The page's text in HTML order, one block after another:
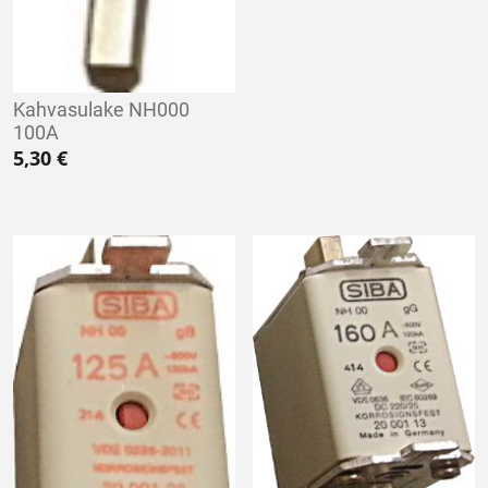
Kahvasulake NH000
100A
5,30 €